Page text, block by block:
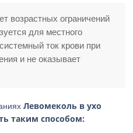
возрастных ограничений
для местного
ток крови при
и не оказывает
Левомеколь в ухо
таким способом: